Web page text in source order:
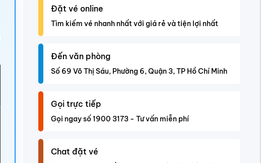
Đặt vé online
Tìm kiếm vé nhanh nhất với giá rẻ và tiện lợi nhất
Đến văn phòng
Số 69 Võ Thị Sáu, Phường 6, Quận 3, TP Hồ Chí Minh
Gọi trực tiếp
Gọi ngay số 1900 3173 - Tư vấn miễn phí
Chat đặt vé